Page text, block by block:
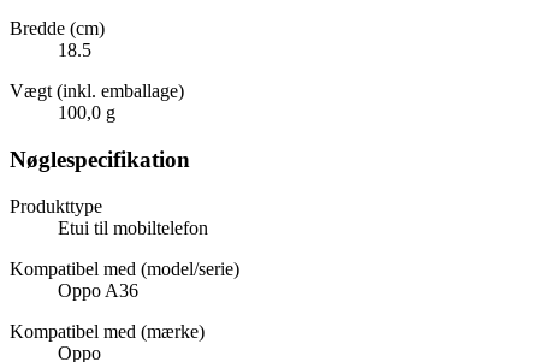
Bredde (cm)
18.5
Vægt (inkl. emballage)
100,0 g
Nøglespecifikation
Produkttype
Etui til mobiltelefon
Kompatibel med (model/serie)
Oppo A36
Kompatibel med (mærke)
Oppo